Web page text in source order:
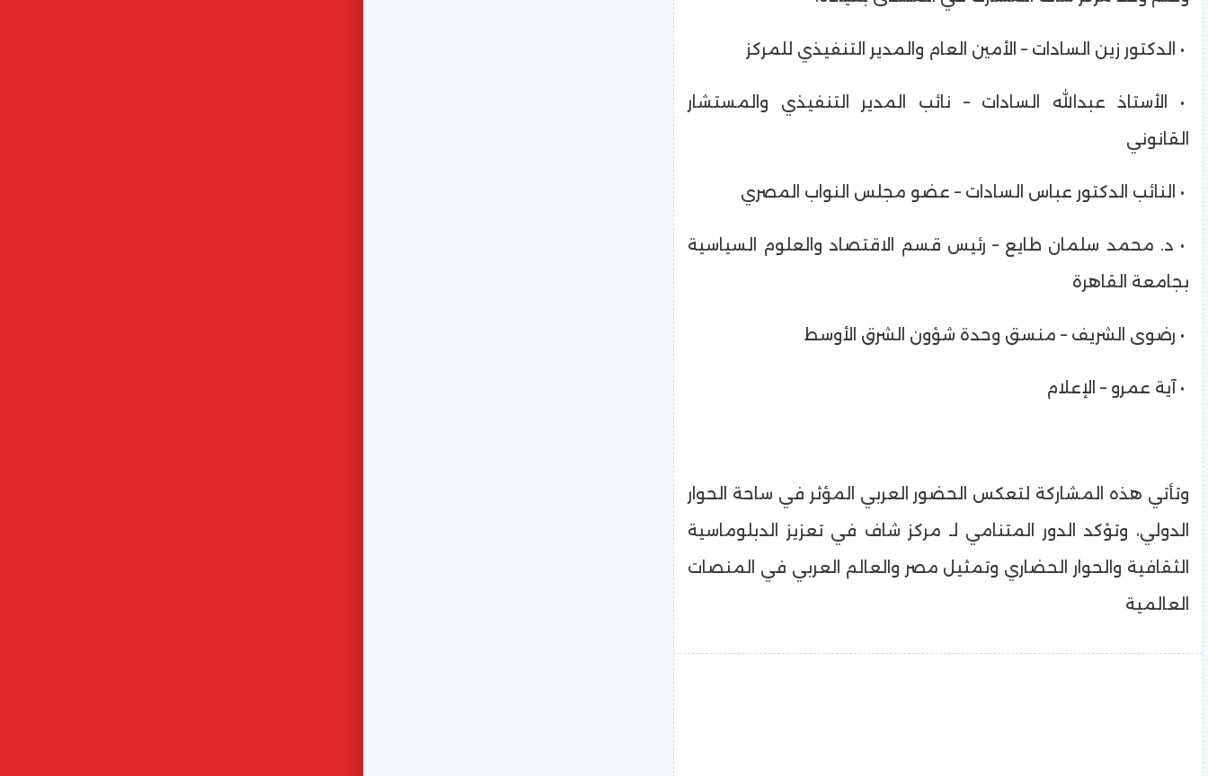
• الدكتور زين السادات – الأمين العام والمدير التنفيذي للمركز
• الأستاذ عبدالله السادات – نائب المدير التنفيذي والمستشار
القانوني
• النائب الدكتور عباس السادات – عضو مجلس النواب المصري
• د. محمد سلمان طايع – رئيس قسم الاقتصاد والعلوم السياسية
بجامعة القاهرة
• رضوى الشريف – منسق وحدة شؤون الشرق الأوسط
• آية عمرو – الإعلام
وتأتي هذه المشاركة لتعكس الحضور العربي المؤثر في ساحة الحوار
الدولي، وتؤكد الدور المتنامي لـ مركز شاف في تعزيز الدبلوماسية
الثقافية والحوار الحضاري وتمثيل مصر والعالم العربي في المنصات
العالمية